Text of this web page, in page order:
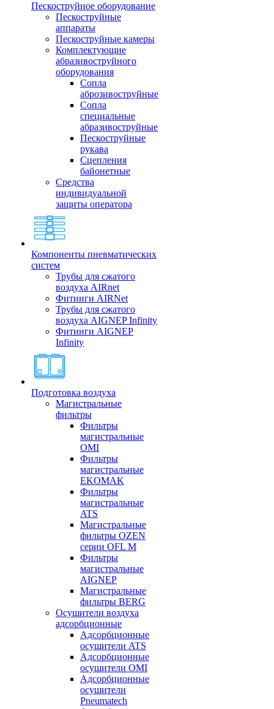
Пескоструйное оборудование
Пескоструйные
аппараты
Пескоструйные камеры
Комплектующие
абразивоструйного
оборудования
Сопла
аброзивоструйные
Сопла
специальные
абразивоструйные
Пескоструйные
рукава
Сцепления
байонетные
Средства
индивидуальной
защиты оператора
Компоненты пневматических
систем
Трубы для сжатого
воздуха AIRnet
Фитинги AIRNet
Трубы для сжатого
воздуха AIGNEP Infinity
Фитинги AIGNEP
Infinity
Подготовка воздуха
Магистральные
фильтры
Фильтры
магистральные
OMI
Фильтры
магистральные
EKOMAK
Фильтры
магистральные
ATS
Магистральные
фильтры OZEN
серии OFL M
Фильтры
магистральные
AIGNEP
Магистральные
фильтры BERG
Осушители воздуха
адсорбционные
Адсорбционные
осушители ATS
Адсорбционные
осушители OMI
Адсорбционные
осушители
Pneumatech